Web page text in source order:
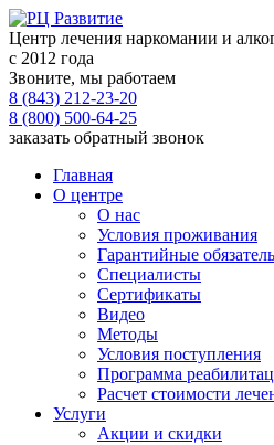
Центр лечения наркомании и
с 2012 года
Звоните, мы работаем
8 (843) 212-23-20
8 (800) 500-64-25
заказать обратный звонок
Главная
О центре
О нас
Условия проживания
Гарантийные
Специалисты
Сертификаты
Видео
Методы
Условия поступления
Программа
Расчет стоимости
Услуги
Акции и скидки